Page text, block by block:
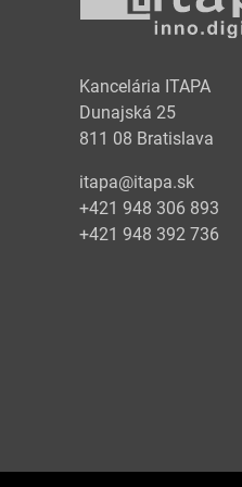
Kancelária ITAPA
Dunajská 25
811 08 Bratislava
itapa@itapa.sk
+421 948 306 893
+421 948 392 736